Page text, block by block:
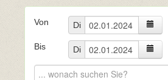
Von Di
Bis Di